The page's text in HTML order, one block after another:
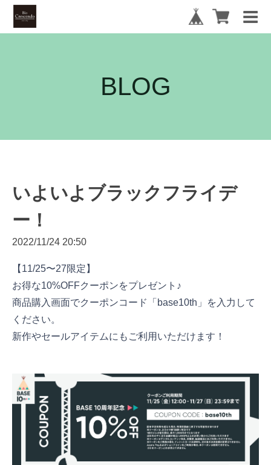
BLOG
いよいよブラックフライデ
ー！
2022/11/24 20:50
【11/25〜27限定】
お得な10%OFFクーポンをプレゼント♪
商品購入画面でクーポンコード「base10th」を入力して
ください。
新作やセールアイテムにもご利用いただけます！